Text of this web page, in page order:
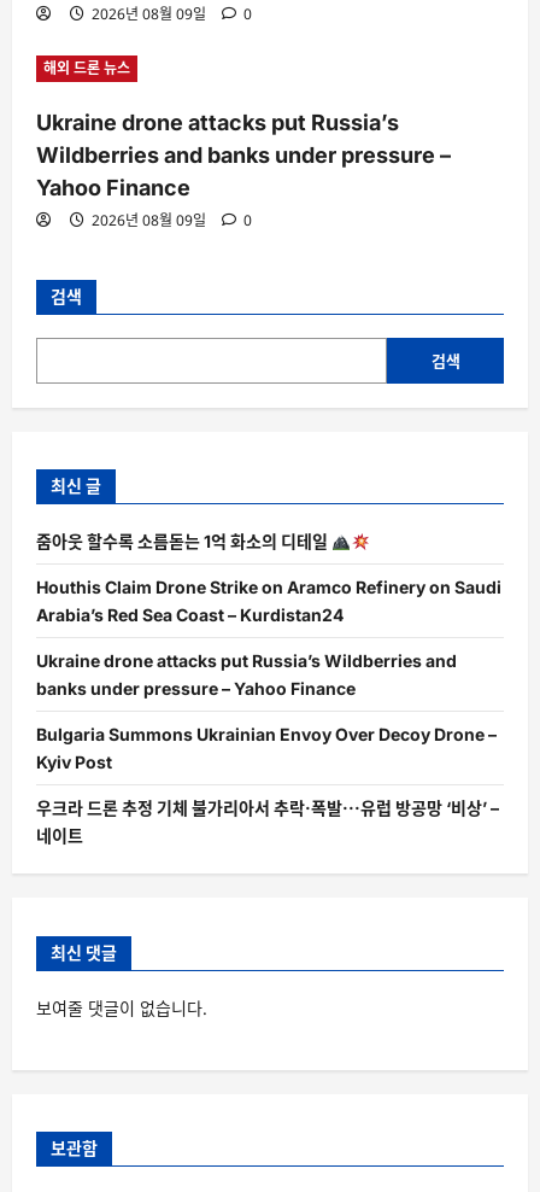
2026년 08월 09일 0
해외 드론 뉴스
Ukraine drone attacks put Russia’s
Wildberries and banks under pressure –
Yahoo Finance
2026년 08월 09일 0
검색
검색
최신 글
줌아웃 할수록 소름돋는 1억 화소의 디테일
Houthis Claim Drone Strike on Aramco Refinery on Saudi
Arabia’s Red Sea Coast – Kurdistan24
Ukraine drone attacks put Russia’s Wildberries and
banks under pressure – Yahoo Finance
Bulgaria Summons Ukrainian Envoy Over Decoy Drone –
Kyiv Post
우크라 드론 추정 기체 불가리아서 추락·폭발···유럽 방공망 ‘비상’ –
네이트
최신 댓글
보여줄 댓글이 없습니다.
보관함